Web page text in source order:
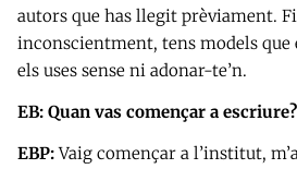
autors que has llegit prèviament.
inconscientment, tens models que
els uses sense ni adonar-te’n.
EB: Quan vas començar a escriure?
EBP:Vaig començar a l’institut,